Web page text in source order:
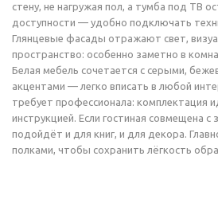
стену, не нагружая пол, а тумба под ТВ
доступности — удобно подключать
Глянцевые фасады отражают свет,
пространство: особенно заметно в
Белая мебель сочетается с серыми,
акцентами — легко вписать в любой
требует профессионала: комплектация
инструкцией. Если гостиная совмещена
подойдёт и для книг, и для декора.
полками, чтобы сохранить лёгкость